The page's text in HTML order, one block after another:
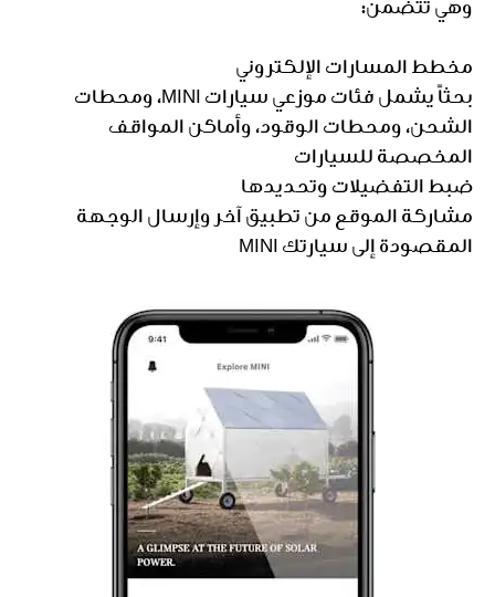
وهي تتضمن:
مخطط المسارات الإلكتروني
بحثاً يشمل فئات موزعي سيارات MINI، ومحطات
الشحن، ومحطات الوقود، وأماكن المواقف
المخصصة للسيارات
ضبط التفضيلات وتحديدها
مشاركة الموقع من تطبيق آخر وإرسال الوجهة
المقصودة إلى سيارتك MINI